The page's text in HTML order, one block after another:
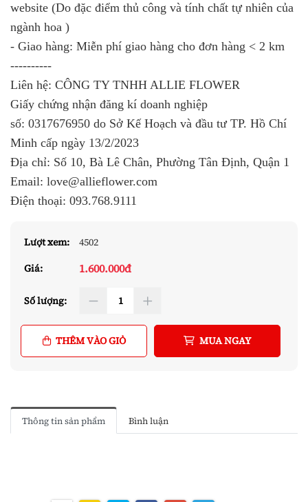
website (Do đặc điểm thủ công và tính chất tự nhiên của
ngành hoa )
- Giao hàng: Miễn phí giao hàng cho đơn hàng < 2 km
----------
Liên hệ: CÔNG TY TNHH ALLIE FLOWER
Giấy chứng nhận đăng kí doanh nghiệp
số: 0317676950 do Sở Kế Hoạch và đầu tư TP. Hồ Chí
Minh cấp ngày 13/2/2023
Địa chỉ: Số 10, Bà Lê Chân, Phường Tân Định, Quận 1
Email: love@allieflower.com
Điện thoại: 093.768.9111
Lượt xem:
4502
Giá:
1.600.000đ
Số lượng:
THÊM VÀO GIỎ MUA NGAY
Thông tin sản phẩm Bình luận